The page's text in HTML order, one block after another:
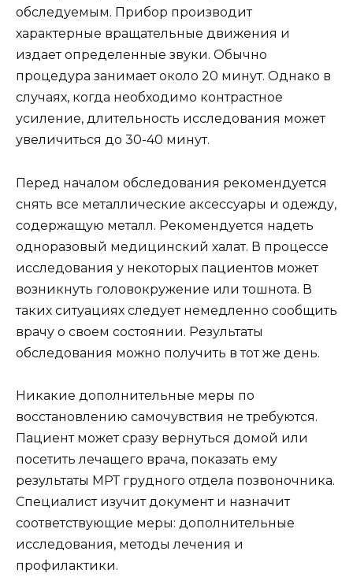
обследуемым. Прибор производит
характерные вращательные движения и
издает определенные звуки. Обычно
процедура занимает около 20 минут. Однако в
случаях, когда необходимо контрастное
усиление, длительность исследования может
увеличиться до 30-40 минут.
Перед началом обследования рекомендуется
снять все металлические аксессуары и одежду,
содержащую металл. Рекомендуется надеть
одноразовый медицинский халат. В процессе
исследования у некоторых пациентов может
возникнуть головокружение или тошнота. В
таких ситуациях следует немедленно сообщить
врачу о своем состоянии. Результаты
обследования можно получить в тот же день.
Никакие дополнительные меры по
восстановлению самочувствия не требуются.
Пациент может сразу вернуться домой или
посетить лечащего врача, показать ему
результаты МРТ грудного отдела позвоночника.
Специалист изучит документ и назначит
соответствующие меры: дополнительные
исследования, методы лечения и
профилактики.